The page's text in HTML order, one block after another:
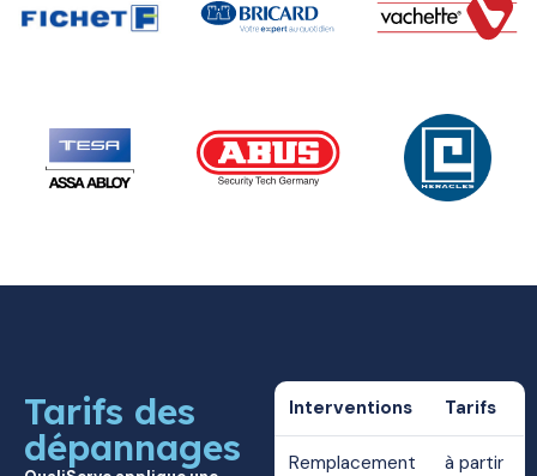
Tarifs des
dépannages
Interventions Tarifs
Remplacement
à partir